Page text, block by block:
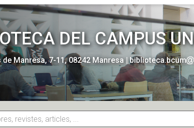
DEL CAMPUS
de Manresa, 7-11, 08242 Manresa|biblioteca.bcum